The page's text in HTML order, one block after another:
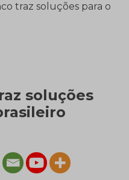
traz soluções para o
soluções